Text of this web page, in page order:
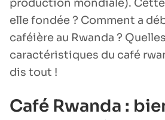
production mondiale).
elle fondée ? Comment a
caféière au Rwanda ?
caractéristiques du café
dis tout !
Café Rwanda :